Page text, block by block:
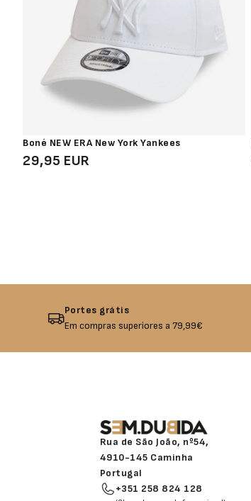
Boné NEW ERA New York Yankees
29,95 EUR
Portes grátis
Em compras superiores a 79,99€
Rua de São João, nº54,
4910-145 Caminha
Portugal
+351 258 824 128